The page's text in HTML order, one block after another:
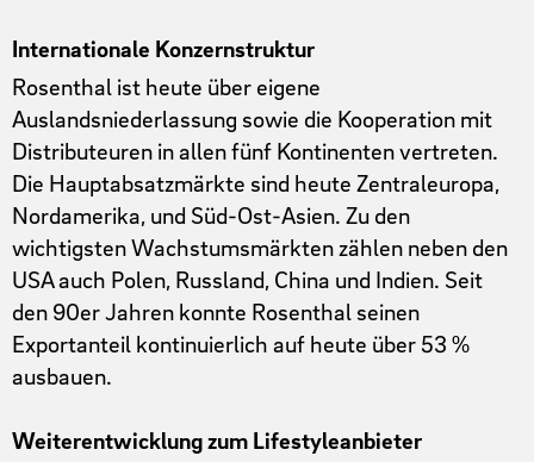
Internationale Konzernstruktur
Rosenthal ist heute über eigene
Auslandsniederlassung sowie die Kooperation mit
Distributeuren in allen fünf Kontinenten vertreten.
Die Hauptabsatzmärkte sind heute Zentraleuropa,
Nordamerika, und Süd-Ost-Asien. Zu den
wichtigsten Wachstumsmärkten zählen neben den
USA auch Polen, Russland, China und Indien. Seit
den 90er Jahren konnte Rosenthal seinen
Exportanteil kontinuierlich auf heute über 53 %
ausbauen.
Weiterentwicklung zum Lifestyleanbieter